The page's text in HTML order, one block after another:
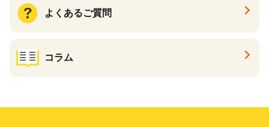
よくあるご質問
コラム